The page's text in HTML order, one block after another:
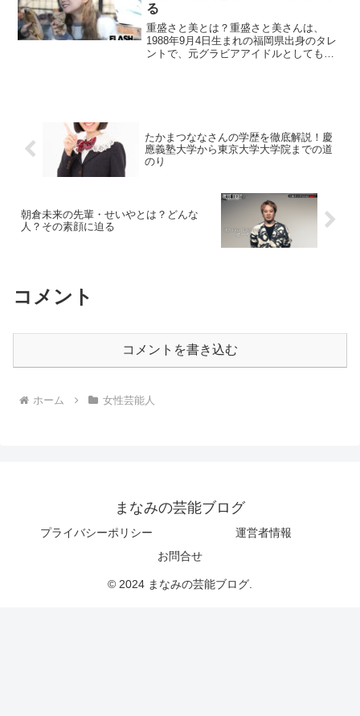
る
重盛さと美とは？重盛さと美さんは、
1988年9月4日生まれの福岡県出身のタレ
ントで、元グラビアアイドルとしても知
たかまつななさんの学歴を徹底解説！慶
應義塾大学から東京大学大学院までの道
のり
朝倉未来の先輩・せいやとは？どんな
人？その素顔に迫る
コメント
コメントを書き込む
ホーム 女性芸能人
まなみの芸能ブログ
プライバシーポリシー
運営者情報
お問合せ
© 2024 まなみの芸能ブログ.